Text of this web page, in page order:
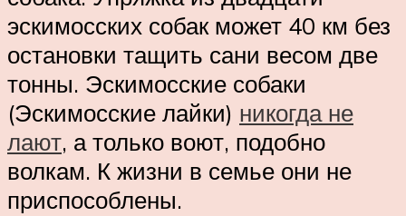
эскимосских собак может 40 км без
остановки тащить сани весом две
тонны. Эскимосские собаки
(Эскимосские лайки) никогда не
лают, а только воют, подобно
волкам. К жизни в семье они не
приспособлены.